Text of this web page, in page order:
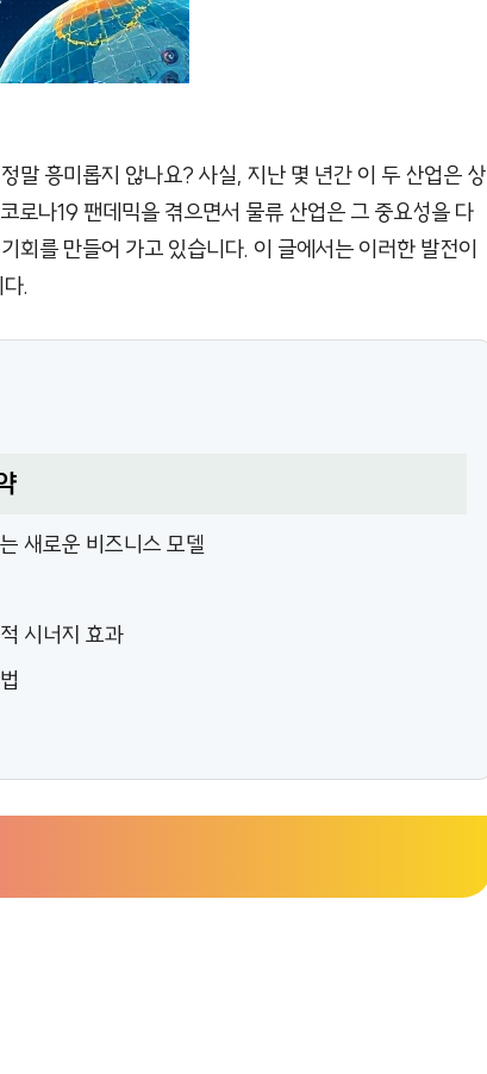
말 흥미롭지 않나요? 사실, 지난 몇 년간 이 두 산업은 상
로나19 팬데믹을 겪으면서 물류 산업은 그 중요성을 다
회를 만들어 가고 있습니다. 이 글에서는 이러한 발전이
.
새로운 비즈니스 모델
시너지 효과